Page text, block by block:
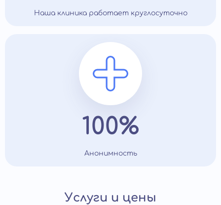
Наша клиника работает круглосуточно
100%
Анонимность
Услуги и цены